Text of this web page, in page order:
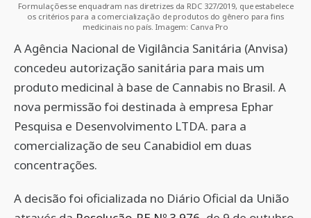
Formulações se enquadram nas diretrizes da RDC 327/2019, que estabelece
os critérios para a comercialização de produtos do gênero para fins
medicinais no país. Imagem: Canva Pro
A Agência Nacional de Vigilância Sanitária (Anvisa)
concedeu autorização sanitária para mais um
produto medicinal à base de Cannabis no Brasil. A
nova permissão foi destinada à empresa Ephar
Pesquisa e Desenvolvimento LTDA. para a
comercialização de seu Canabidiol em duas
concentrações.
A decisão foi oficializada no Diário Oficial da União